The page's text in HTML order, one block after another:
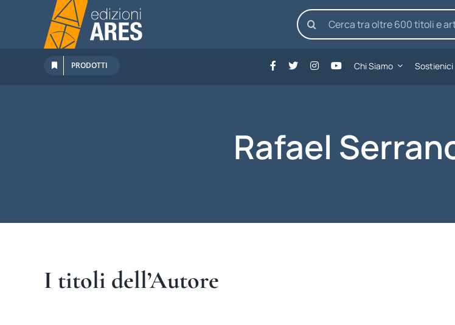
contenuto
Cerca
per:
PRODOTTI Chi Siamo Sostienici
Rafael
I titoli dell’Autore